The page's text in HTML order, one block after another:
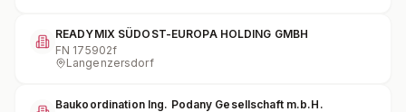
READYMIX SÜDOST-EUROPA HOLDING GMBH
FN 175902f
Langenzersdorf
Baukoordination Ing. Podany Gesellschaft m.b.H.